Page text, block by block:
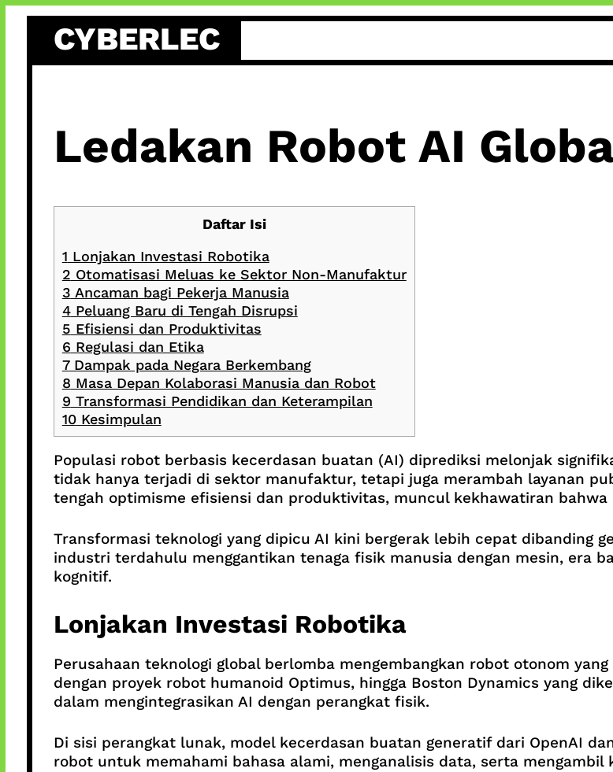
content
CYBERLEC
Ledakan Robot AI
Daftar Isi
1 Lonjakan Investasi Robotika
2 Otomatisasi Meluas ke Sektor Non-Manufaktur
3 Ancaman bagi Pekerja Manusia
4Peluang Baru di Tengah Disrupsi
5 Efisiensi dan Produktivitas
6 Regulasi dan Etika
7Dampak pada Negara Berkembang
8 Masa Depan Kolaborasi Manusia dan Robot
9 Transformasi Pendidikan dan Keterampilan
10Kesimpulan
Populasi robot berbasis kecerdasan buatan (AI) diprediksi melonjak
tidak hanya terjadi di sektor manufaktur, tetapi juga merambah layanan
tengah optimisme efisiensi dan produktivitas, muncul kekhawatiran
Transformasi teknologi yang dipicu AI kini bergerak lebih cepat dibanding
industri terdahulu menggantikan tenaga fisik manusia dengan mesin, era
kognitif.
Lonjakan Investasi Robotika
Perusahaan teknologi global berlomba mengembangkan robot otonom
dengan proyek robot humanoid Optimus, hingga Boston Dynamics yang
dalam mengintegrasikan AI dengan perangkat fisik.
Di sisi perangkat lunak, model kecerdasan buatan generatif dari OpenAI
robot untuk memahami bahasa alami, menganalisis data, serta